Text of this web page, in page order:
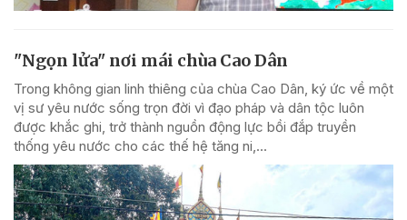
"Ngọn lửa" nơi mái chùa Cao Dân
Trong không gian linh thiêng của chùa Cao Dân, ký ức về một
vị sư yêu nước sống trọn đời vì đạo pháp và dân tộc luôn
được khắc ghi, trở thành nguồn động lực bồi đắp truyền
thống yêu nước cho các thế hệ tăng ni,...